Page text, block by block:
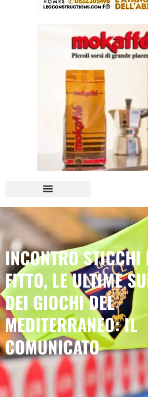
INCONTRO
FITTO, LE ULTIME
DEI GIOCHI DEL
MEDITERRANEO: IL
COMUNICATO